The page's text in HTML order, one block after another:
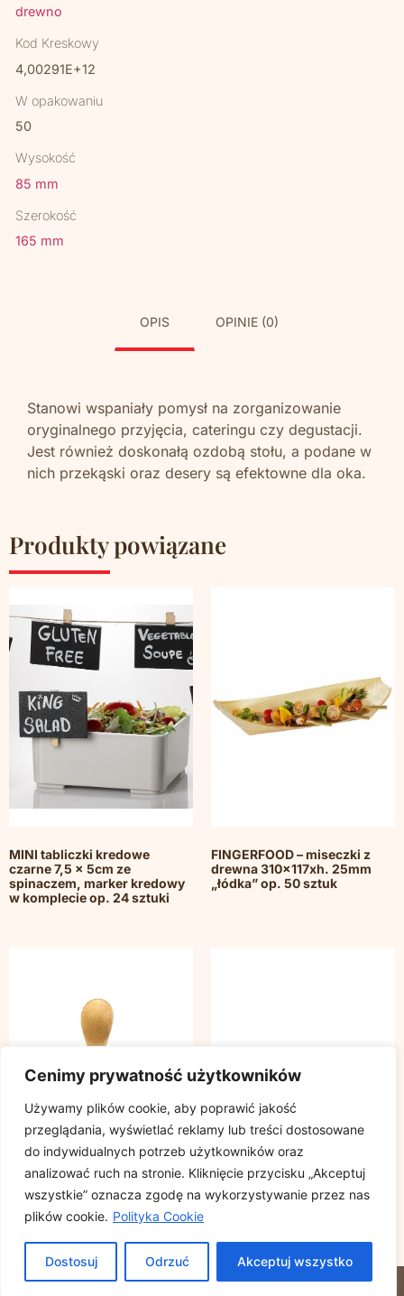
Cenimy prywatność użytkowników
Używamy plików cookie, aby poprawić jakość
przeglądania, wyświetlać reklamy lub treści dostosowane
do indywidualnych potrzeb użytkowników oraz
analizować ruch na stronie. Kliknięcie przycisku „Akceptuj
wszystkie” oznacza zgodę na wykorzystywanie przez nas
plików cookie. Polityka Cookie
Dostosuj Odrzuć Akceptuj wszystko
drewno
Kod Kreskowy
4,00291E+12
W opakowaniu
50
Wysokość
85 mm
Szerokość
165 mm
OPIS OPINIE (0)
Stanowi wspaniały pomysł na zorganizowanie
oryginalnego przyjęcia, cateringu czy degustacji.
Jest również doskonałą ozdobą stołu, a podane w
nich przekąski oraz desery są efektowne dla oka.
Produkty powiązane
MINI tabliczki kredowe
czarne 7,5 x 5cm ze
spinaczem, marker kredowy
w komplecie op. 24 sztuki
FINGERFOOD – miseczki z
drewna 310x117xh. 25mm
„łódka” op. 50 sztuk
FINGERFOOD – łyżeczka
bambusowa TUNG 9 cm op.
50 sztuk
op. 50 sztuk
© 2023 DEMICO. ALL RIGHTS RESERVED.